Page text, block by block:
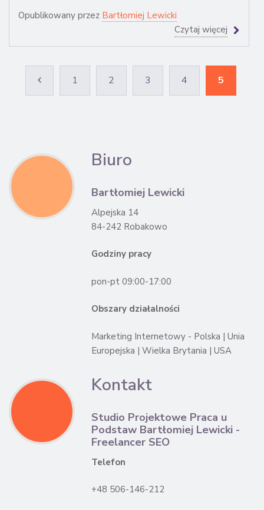
Opublikowany przez Bartłomiej Lewicki
Czytaj więcej
1 2 3 4 5
Biuro
Bartłomiej Lewicki
Alpejska 14
84-242 Robakowo
Godziny pracy
pon-pt 09:00-17:00
Obszary działalności
Marketing Internetowy - Polska | Unia
Europejska | Wielka Brytania | USA
Kontakt
Studio Projektowe Praca u
Podstaw Bartłomiej Lewicki -
Freelancer SEO
Telefon
+48 506-146-212